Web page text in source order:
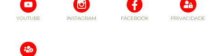
YOUTUBE INSTAGRAM FACEBOOK PRIVACIDADE